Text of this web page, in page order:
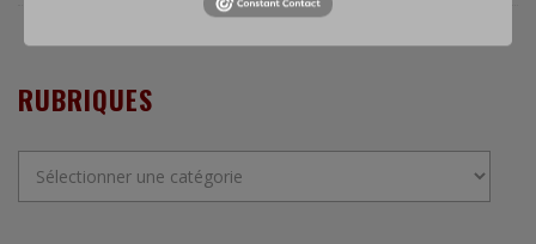
RUBRIQUES